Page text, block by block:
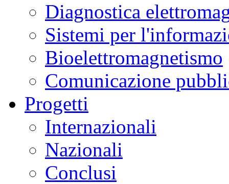
Diagnostica
Sistemi per
Bioelettromagnetismo
Comunicazione
Progetti
Internazionali
Nazionali
Conclusi